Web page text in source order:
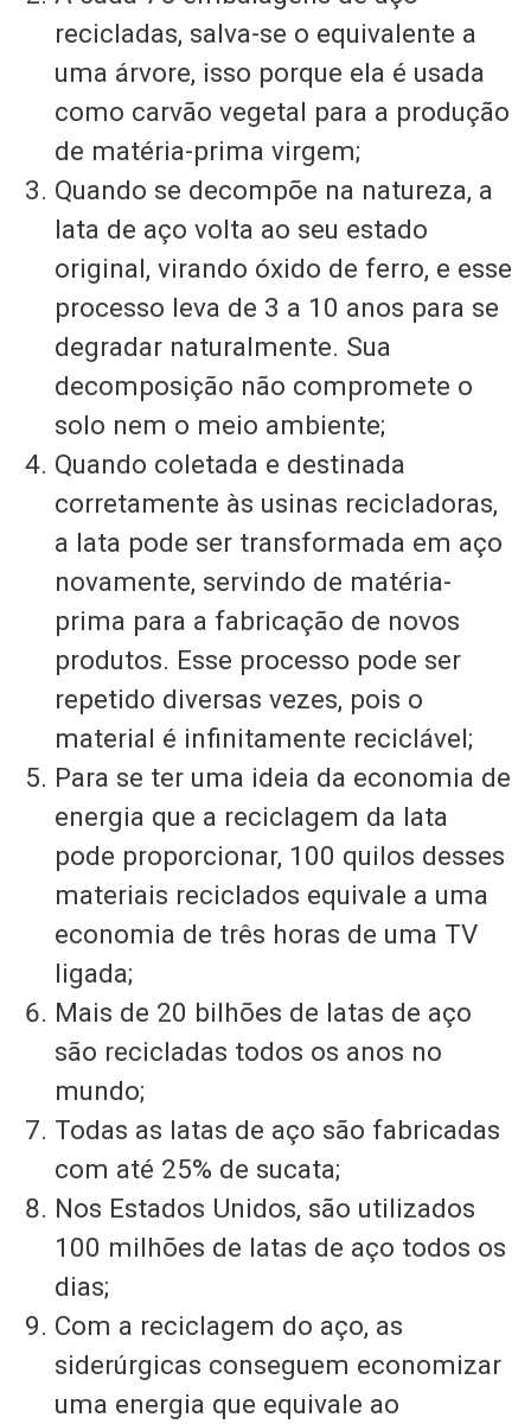
recicladas, salva-se o equivalente a
uma árvore, isso porque ela é usada
como carvão vegetal para a produção
de matéria-prima virgem;
Quando se decompõe na natureza, a
lata de aço volta ao seu estado
original, virando óxido de ferro, e esse
processo leva de 3 a 10 anos para se
degradar naturalmente. Sua
decomposição não compromete o
solo nem o meio ambiente;
Quando coletada e destinada
corretamente às usinas recicladoras,
a lata pode ser transformada em aço
novamente, servindo de matéria-
prima para a fabricação de novos
produtos. Esse processo pode ser
repetido diversas vezes, pois o
material é infinitamente reciclável;
Para se ter uma ideia da economia de
energia que a reciclagem da lata
pode proporcionar, 100 quilos desses
materiais reciclados equivale a uma
economia de três horas de uma TV
ligada;
Mais de 20 bilhões de latas de aço
são recicladas todos os anos no
mundo;
Todas as latas de aço são fabricadas
com até 25% de sucata;
Nos Estados Unidos, são utilizados
100 milhões de latas de aço todos os
dias;
Com a reciclagem do aço, as
siderúrgicas conseguem economizar
uma energia que equivale ao